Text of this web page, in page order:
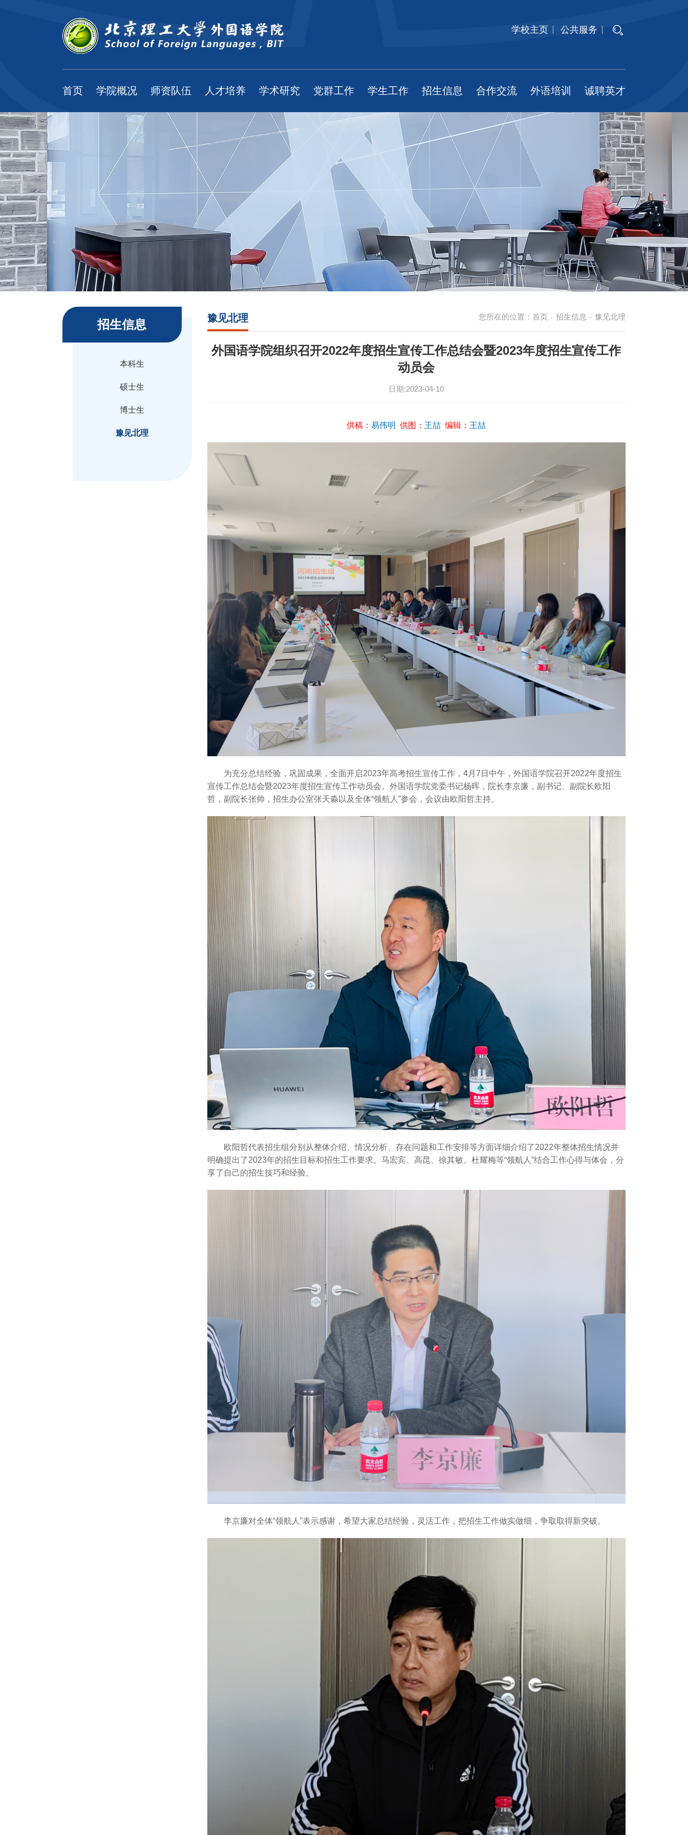
学校主页 公共服务
首页 学院概况 师资队伍 人才培养 学术研究 党群工作 学生工作 招生信息 合作交流 外语培训 诚聘英才
招生信息
本科生
硕士生
博士生
豫见北理
您所在的位置： 首页 - 招生信息 - 豫见北理
豫见北理
外国语学院组织召开2022年度招生宣传工作总结会暨2023年度招生宣传工作
动员会
日期:2023-04-10
供稿：易伟明 供图： 王喆 编辑： 王喆
为充分总结经验，巩固成果，全面开启2023年高考招生宣传工作，4月7日中午，外国语学院召开2022年度招生
宣传工作总结会暨2023年度招生宣传工作动员会。外国语学院党委书记杨晖，院长李京廉，副书记、副院长欧阳
哲，副院长张帅，招生办公室张天淼以及全体“领航人”参会，会议由欧阳哲主持。
欧阳哲代表招生组分别从整体介绍、情况分析、存在问题和工作安排等方面详细介绍了2022年整体招生情况并
明确提出了2023年的招生目标和招生工作要求。马宏宾、高昆、徐其敏、杜耀梅等“领航人”结合工作心得与体会，分
享了自己的招生技巧和经验。
李京廉对全体“领航人”表示感谢，希望大家总结经验，灵活工作，把招生工作做实做细，争取取得新突破。